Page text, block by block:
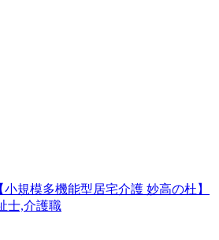
規模多機能型居宅介護 妙高の杜】
士,介護職